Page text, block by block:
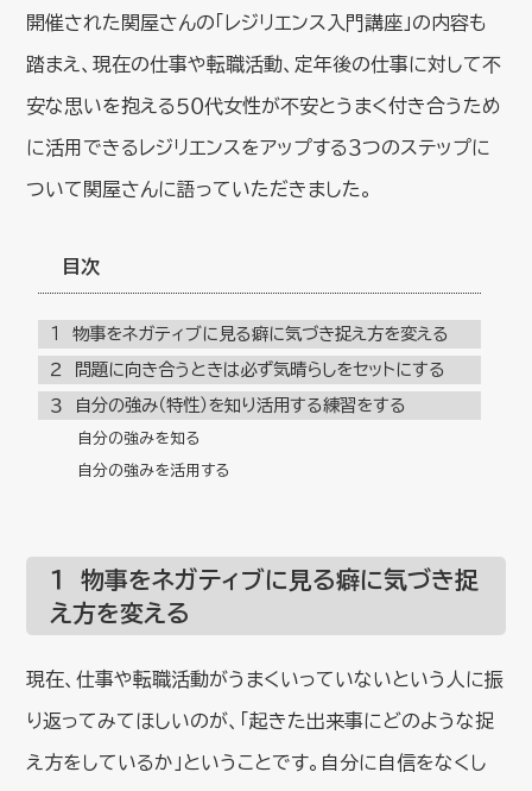
開催された関屋さんの「レジリエンス入門講座」の内容も
踏まえ、現在の仕事や転職活動、定年後の仕事に対して不
安な思いを抱える５０代女性が不安とうまく付き合うため
に活用できるレジリエンスをアップする３つのステップに
ついて関屋さんに語っていただきました。
目次
１ 物事をネガティブに見る癖に気づき捉え方を変える
２ 問題に向き合うときは必ず気晴らしをセットにする
３ 自分の強み（特性）を知り活用する練習をする
自分の強みを知る
自分の強みを活用する
１ 物事をネガティブに見る癖に気づき捉
え方を変える
現在、仕事や転職活動がうまくいっていないという人に振
り返ってみてほしいのが、「起きた出来事にどのような捉
え方をしているか」ということです。自分に自信をなくし